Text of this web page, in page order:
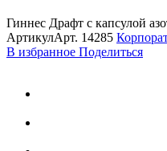
Гиннес Драфт с капсулой
АртикулАрт. 14285
В избранное Поделиться